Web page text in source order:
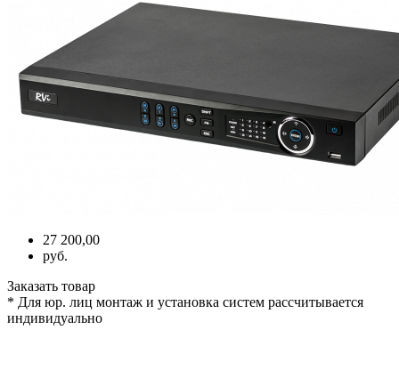
27 200,00
руб.
Заказать товар
* Для юр. лиц монтаж и установка систем рассчитывается
индивидуально